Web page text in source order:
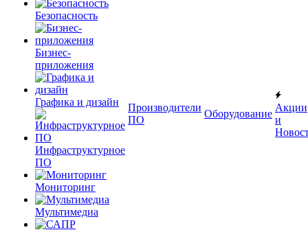
Безопасность
Бизнес-
приложения
Графика и дизайн
Инфраструктурное
ПО
Мониторинг
Мультимедиа
Производители
ПО
Оборудование
Акции
и